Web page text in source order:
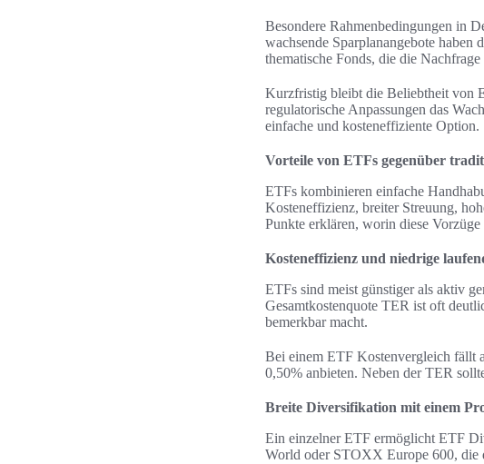
Besondere Rahmenbedingungen in
wachsende Sparplanangebote haben
thematische Fonds, die die
Kurzfristig bleibt die Beliebtheit von
regulatorische Anpassungen das
einfache und kosteneffiziente Option.
Vorteile von ETFs gegenüber
ETFs kombinieren einfache
Kosteneffizienz, breiter Streuung,
Punkte erklären, worin diese Vorzüge
Kosteneffizienz und niedrige
ETFs sind meist günstiger als aktiv
Gesamtkostenquote TER ist oft
bemerkbar macht.
Bei einem ETF Kostenvergleich fällt
0,50% anbieten. Neben der TER
Breite Diversifikation mit einem
Ein einzelner ETF ermöglicht ETF
World oder STOXX Europe 600, die